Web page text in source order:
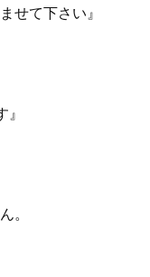
せて下さい』
。